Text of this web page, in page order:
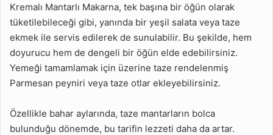
Kremalı Mantarlı Makarna, tek başına bir öğün olarak
tüketilebileceği gibi, yanında bir yeşil salata veya taze
ekmek ile servis edilerek de sunulabilir. Bu şekilde, hem
doyurucu hem de dengeli bir öğün elde edebilirsiniz.
Yemeği tamamlamak için üzerine taze rendelenmiş
Parmesan peyniri veya taze otlar ekleyebilirsiniz.
Özellikle bahar aylarında, taze mantarların bolca
bulunduğu dönemde, bu tarifin lezzeti daha da artar.